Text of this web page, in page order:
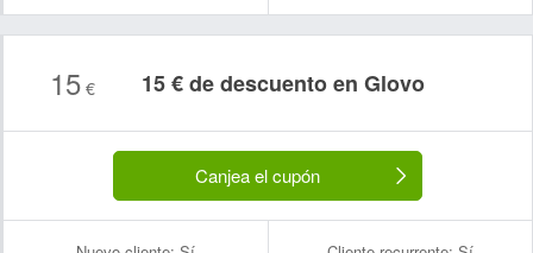
15€ 15 € de descuento en Glovo
Canjea el cupón